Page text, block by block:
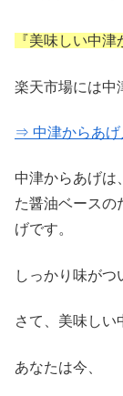
『美味しい中
楽天市場には中
⇒ 中津からあげ
中津からあげは
た醤油ベースの
げです。
しっかり味がつ
さて、美味しい
あなたは今、